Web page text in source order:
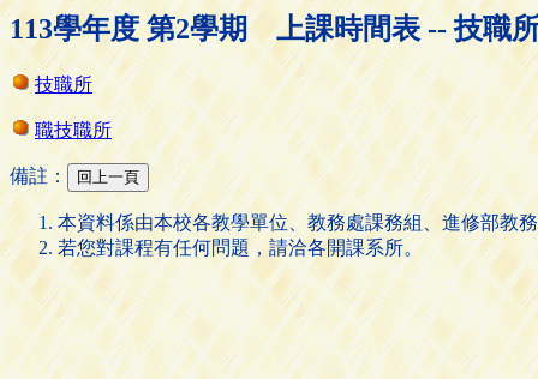
113學年度 第2學期 上課時間表 -- 技職
技職所
職技職所
備註：
本資料係由本校各教學單位、教務處課務組、進修部教
若您對課程有任何問題，請洽各開課系所。